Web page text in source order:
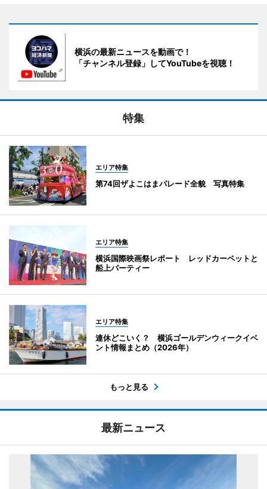
横浜の最新ニュースを動画で！
「チャンネル登録」してYouTubeを視聴！
特集
エリア特集
第74回ザよこはまパレード全貌 写真特集
エリア特集
横浜国際映画祭レポート レッドカーペットと
船上パーティー
エリア特集
連休どこいく？ 横浜ゴールデンウィークイベ
ント情報まとめ（2026年）
もっと見る
最新ニュース